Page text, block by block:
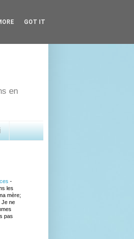
en
-
les
mère;
Je ne
pas
GOT IT